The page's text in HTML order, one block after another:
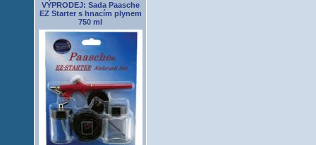
VÝPRODEJ: Sada Paasche
EZ Starter s hnacím plynem
750 ml